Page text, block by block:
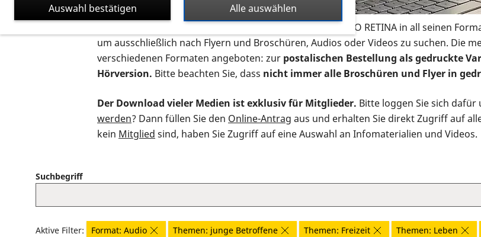
Auf dieser Seite finden Sie sämtliches Infomaterial der PRO RETINA in all seinen
um ausschließlich nach Flyern und Broschüren, Audios oder Videos zu suchen. Die
verschiedenen Formaten angeboten: zur postalischen Bestellung als gedruckte
Hörversion. Bitte beachten Sie, dass nicht immer alle Broschüren und Flyer in
Der Download vieler Medien ist exklusiv für Mitglieder. Bitte loggen Sie sich dafür
werden? Dann füllen Sie den Online-Antrag aus und erhalten Sie direkt Zugriff auf
kein Mitglied sind, haben Sie Zugriff auf eine Auswahl an Infomaterialien und Videos.
Suchbegriff
Aktive Filter: Format: Audio Themen: junge Betroffene Themen: Freizeit Themen: Leben
Alle auswählen
Auswahl bestätigen